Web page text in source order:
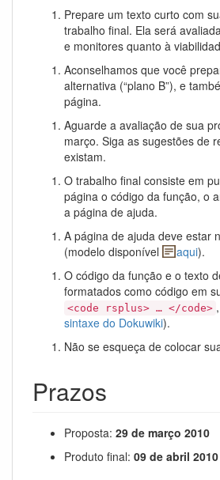
Prepare um texto curto com
trabalho final. Ela será
e monitores quanto à
Aconselhamos que você
alternativa (“plano B”), e
página.
Aguarde a avaliação de sua
março. Siga as sugestões de
existam.
O trabalho final consiste em
página o código da função, o
a página de ajuda.
A página de ajuda deve estar
(modelo disponível
aqui).
O código da função e o texto
formatados como código em
<code rsplus> … </code>
sintaxe do Dokuwiki).
Não se esqueça de colocar
Prazos
Proposta: 29 de março 2010
Produto final: 09 de abril 2010